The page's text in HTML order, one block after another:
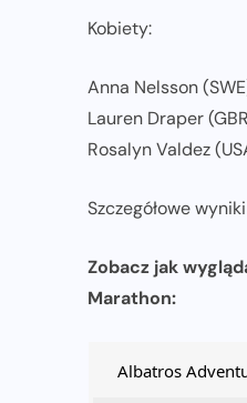
Kobiety:
Anna Nelsson
Lauren Draper
Rosalyn Valdez
Szczegółowe
Zobacz jak
Marathon:
Albatros